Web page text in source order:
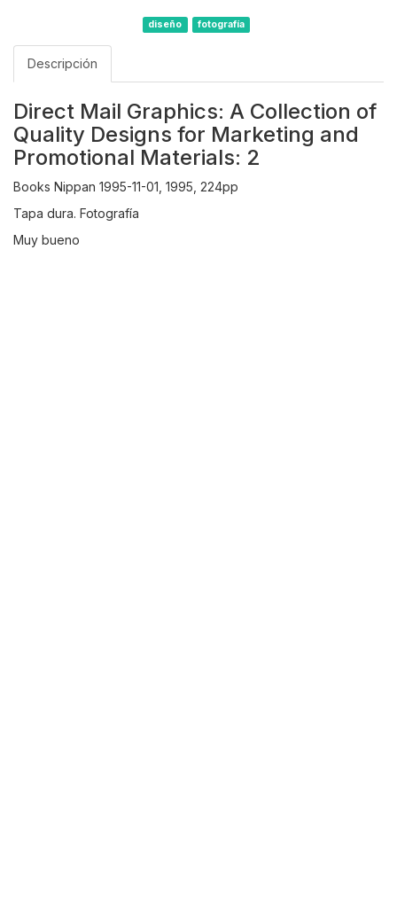
diseño fotografía
Descripción
Direct Mail Graphics: A Collection of
Quality Designs for Marketing and
Promotional Materials: 2
Books Nippan 1995-11-01, 1995, 224pp
Tapa dura. Fotografía
Muy bueno